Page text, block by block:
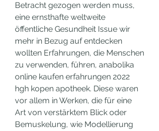
Betracht gezogen werden muss,
eine ernsthafte weltweite
öffentliche Gesundheit Issue wir
mehr in Bezug auf entdecken
wollten Erfahrungen, die Menschen
zu verwenden, führen, anabolika
online kaufen erfahrungen 2022
hgh kopen apotheek. Diese waren
vor allem in Werken, die für eine
Art von verstärktem Blick oder
Bemuskelung, wie Modellierung